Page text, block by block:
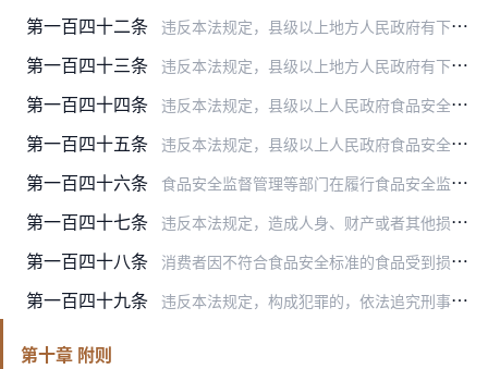
第一百四十二条 违反本法规定，县级以上地方人民政府有下列行为之一的，对直接负责的主管人员和其他直接责任人员给予记大过处分；情节较重的，给予降级或者撤职处分；情节严重的，给予开除…
第一百四十三条 违反本法规定，县级以上地方人民政府有下列行为之一的，对直接负责的主管人员和其他直接责任人员给予警告、记过或者记大过处分；造成严重后果的，给予降级或者撤职处分：
第一百四十四条 违反本法规定，县级以上人民政府食品安全监督管理、卫生行政、农业行政等部门有下列行为之一的，对直接负责的主管人员和其他直接责任人员给予记大过处分；情节较重的，给予…
第一百四十五条 违反本法规定，县级以上人民政府食品安全监督管理、卫生行政、农业行政等部门有下列行为之一，造成不良后果的，对直接负责的主管人员和其他直接责任人员给予警告、记过或者…
第一百四十六条 食品安全监督管理等部门在履行食品安全监督管理职责过程中，违法实施检查、强制等执法措施，给生产经营者造成损失的，应当依法予以赔偿，对直接负责的主管人员和其他直接责…
第一百四十七条 违反本法规定，造成人身、财产或者其他损害的，依法承担赔偿责任。生产经营者财产不足以同时承担民事赔偿责任和缴纳罚款、罚金时，先承担民事赔偿责任。
第一百四十八条 消费者因不符合食品安全标准的食品受到损害的，可以向经营者要求赔偿损失，也可以向生产者要求赔偿损失。接到消费者赔偿要求的生产经营者，应当实行首负责任制，先行赔付，…
第一百四十九条 违反本法规定，构成犯罪的，依法追究刑事责任。
第十章 附则